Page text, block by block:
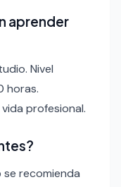
aprender
Nivel
horas.
profesional.
se recomienda